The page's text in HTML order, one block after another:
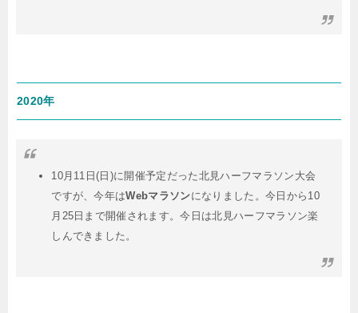
2020年
10月11日(日)に開催予定だった北見ハーフマラソン大会
ですが、今年はWebマラソンになりました。今日から10
月25日まで開催されます。今日は北見ハーフマラソン楽
しんできました。